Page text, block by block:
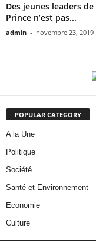
Des jeunes leaders de
Prince n’est pas...
admin - novembre 23, 2019
POPULAR CATEGORY
A la Une
Politique
Société
Santé et Environnement
Economie
Culture